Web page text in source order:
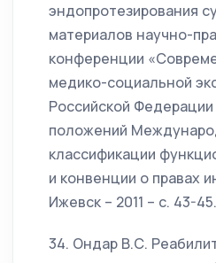
эндопротезирования
материалов научно-
конференции
медико-социальной
Российской
положений
классификации
и конвенции о правах
Ижевск – 2011 – с. 43-45.
34. Ондар В.С.